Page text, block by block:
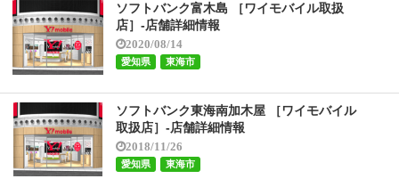
ソフトバンク富木島 ［ワイモバイル取扱
店］-店舗詳細情報
2020/08/14
愛知県 東海市
ソフトバンク東海南加木屋 ［ワイモバイル
取扱店］-店舗詳細情報
2018/11/26
愛知県 東海市